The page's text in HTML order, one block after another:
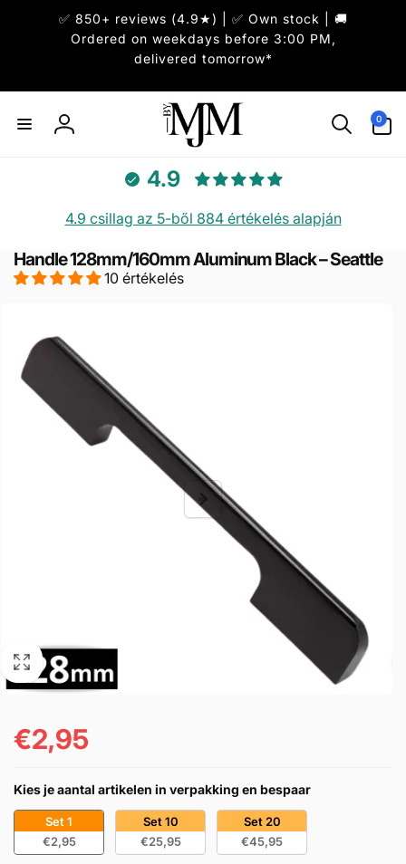
✅ 850+ reviews (4.9★) | ✅ Own stock | 🚚
Ordered on weekdays before 3:00 PM,
delivered tomorrow*
Bejelentkezés
0
elem
4.9
4.9 csillag az 5-ből 884 értékelés alapján
Handle 128mm/160mm Aluminum Black – Seattle
10 értékelés
Normál
€2,95
Kies je aantal artikelen in verpakking en bespaar
Set 1
€2,95
Set 10
€25,95
Set 20
€45,95